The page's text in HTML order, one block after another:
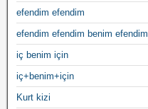
efendim efendim
efendim efendim benim efendim
iç benim için
iç+benim+için
Kurt kizi